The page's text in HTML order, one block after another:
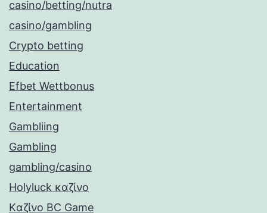
casino/betting/nutra
casino/gambling
Crypto betting
Education
Efbet Wettbonus
Entertainment
Gambliing
Gambling
gambling/casino
Holyluck καζίνο
Kαζίνο BC Game